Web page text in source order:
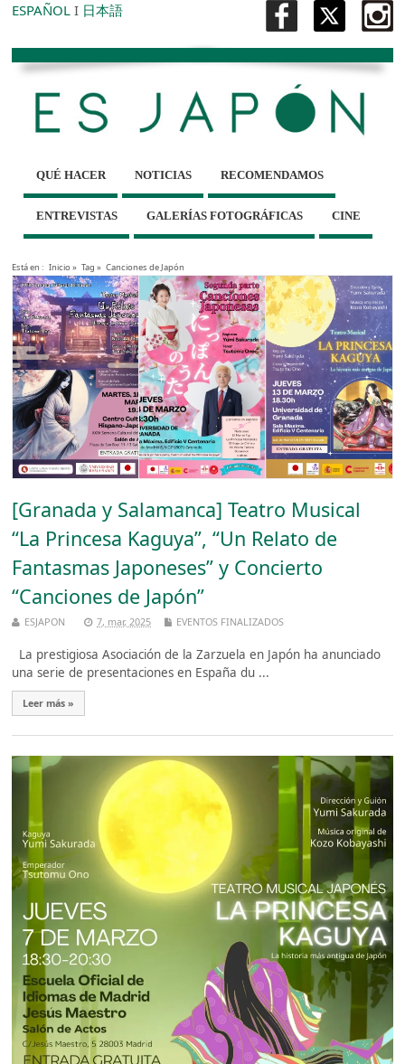
ESPAÑOL I 日本語
QUÉ HACER NOTICIAS RECOMENDAMOS
ENTREVISTAS GALERÍAS FOTOGRÁFICAS CINE
Está en : Inicio» Tag » Canciones de Japón
[Granada y Salamanca] Teatro Musical
“La Princesa Kaguya”, “Un Relato de
Fantasmas Japoneses” y Concierto
“Canciones de Japón”
ESJAPON 7, mar, 2025 EVENTOS FINALIZADOS
La prestigiosa Asociación de la Zarzuela en Japón ha anunciado
una serie de presentaciones en España du ...
Leer más »